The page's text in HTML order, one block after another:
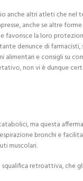
anche altri atleti che nel
anche se altre
e favorisce la loro
denunce di
e consigli su
non vi è dunque
ma questa
bronchi e
muscolari.
squalifica retroattiva,